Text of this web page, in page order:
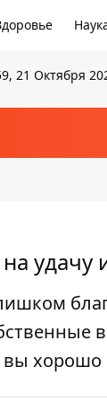
21 Октября
хорошо